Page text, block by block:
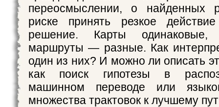
переосмыслении, о найденных
риске принять резкое
решение. Карты
маршруты — разные. Как
один из них? И можно ли описать
как поиск гипотезы в
машинном переводе или
множества трактовок к лучшему